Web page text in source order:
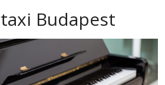
Budapest